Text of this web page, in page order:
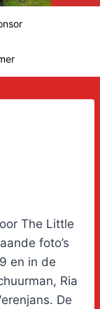
The Little
foto’s
en in de
Ria
De